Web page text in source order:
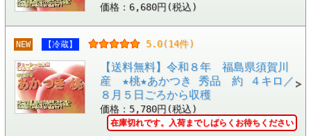
価格：6,680円(税込)
NEW 【冷蔵】 5.0(14件)
【送料無料】令和８年 福島県須賀川
産 ★桃★あかつき 秀品 約 ４キロ／
８月５日ごろから収穫
価格：5,780円(税込)
在庫切れです。入荷までしばらくお待ちください